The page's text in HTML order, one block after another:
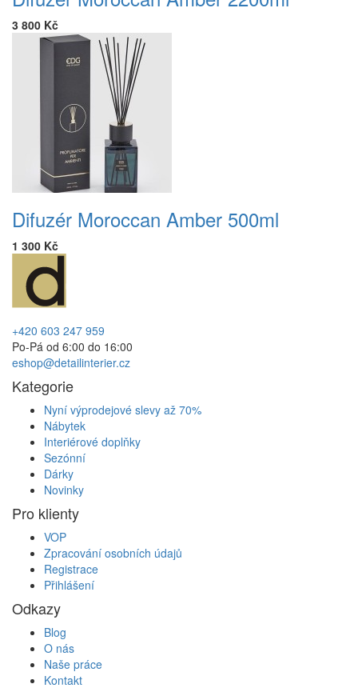
3 800 Kč
Difuzér Moroccan Amber 500ml
1 300 Kč
+420 603 247 959
Po-Pá od 6:00 do 16:00
eshop@detailinterier.cz
Kategorie
Nyní výprodejové slevy až 70%
Nábytek
Interiérové doplňky
Sezónní
Dárky
Novinky
Pro klienty
VOP
Zpracování osobních údajů
Registrace
Přihlášení
Odkazy
Blog
O nás
Naše práce
Kontakt